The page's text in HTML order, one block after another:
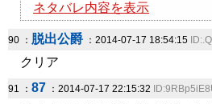
ネタバレ内容を表示
90 ： 脱出公爵 ：2014-07-17 18:54:15
クリア
91 ： 87 ：2014-07-17 22:15:32